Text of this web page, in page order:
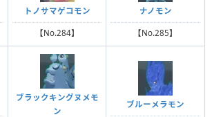
トノサマゲコモン
【No.284】
ナノモン
【No.285】
ブラックキングヌメモ
ン
ブルーメラモン